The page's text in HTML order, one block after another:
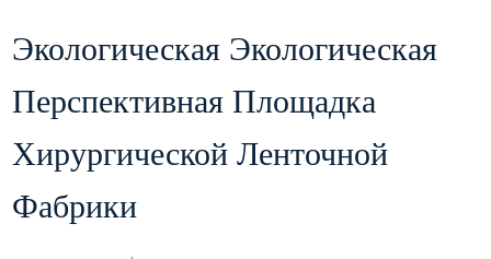
Экологическая Экологическая
Перспективная Площадка
Хирургической Ленточной
Фабрики